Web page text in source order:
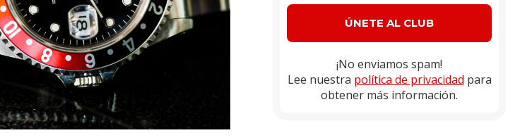
¡No enviamos spam!
Lee nuestra política de privacidad para
obtener más información.